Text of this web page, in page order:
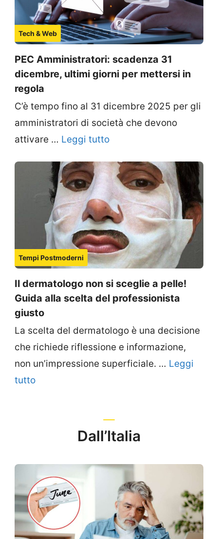
Tech & Web
PEC Amministratori: scadenza 31
dicembre, ultimi giorni per mettersi in
regola
C’è tempo fino al 31 dicembre 2025 per gli
amministratori di società che devono
attivare … Leggi tutto
Tempi Postmoderni
Il dermatologo non si sceglie a pelle!
Guida alla scelta del professionista
giusto
La scelta del dermatologo è una decisione
che richiede riflessione e informazione,
non un’impressione superficiale. … Leggi
tutto
Dall’Italia